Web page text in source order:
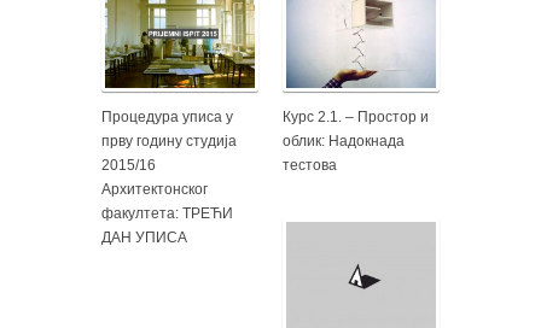
Процедура уписа у
прву годину студија
2015/16
Архитектонског
факултета: ТРЕЋИ
ДАН УПИСА
Курс 2.1. – Простор и
облик: Надокнада
тестова